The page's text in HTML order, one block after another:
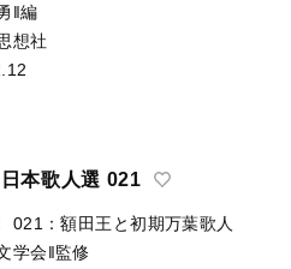
‖編
想社
本歌人選 021
021：額田王と初期万葉歌人
学会‖監修